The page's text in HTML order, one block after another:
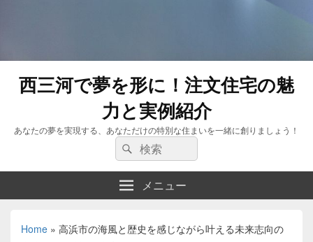
西三河で夢を形に！注文住宅の魅
力と実例紹介
あなたの夢を実現する、あなただけの特別な住まいを一緒に創りましょう！
検
索:
検
索
メニュー
Home » 高浜市の海風と歴史を感じながら叶える未来志向の